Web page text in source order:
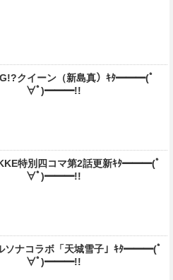
クイーン（新島真）ｷﾀ━━━(ﾟ
∀ﾟ)━━━!!
特別四コマ第2話更新ｷﾀ━━━(ﾟ
∀ﾟ)━━━!!
ソナコラボ「天城雪子」ｷﾀ━━━(ﾟ
∀ﾟ)━━━!!